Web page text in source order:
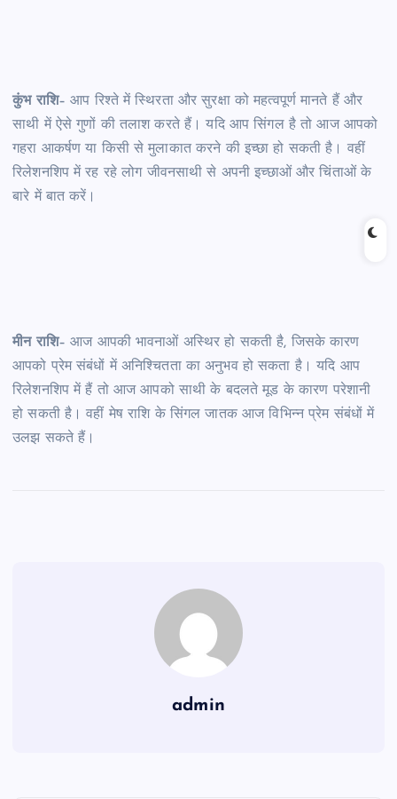
कुंभ राशि– आप रिश्ते में स्थिरता और सुरक्षा को महत्वपूर्ण मानते हैं और
साथी में ऐसे गुणों की तलाश करते हैं। यदि आप सिंगल है तो आज आपको
गहरा आकर्षण या किसी से मुलाकात करने की इच्छा हो सकती है। वहीं
रिलेशनशिप में रह रहे लोग जीवनसाथी से अपनी इच्छाओं और चिंताओं के
बारे में बात करें।
मीन राशि– आज आपकी भावनाओं अस्थिर हो सकती है, जिसके कारण
आपको प्रेम संबंधों में अनिश्चितता का अनुभव हो सकता है। यदि आप
रिलेशनशिप में हैं तो आज आपको साथी के बदलते मूड के कारण परेशानी
हो सकती है। वहीं मेष राशि के सिंगल जातक आज विभिन्न प्रेम संबंधों में
उलझ सकते हैं।
admin